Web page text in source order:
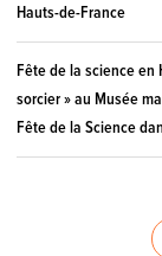
Hauts-de-France
Fête de la science en
sorcier » au Musée
Fête de la Science